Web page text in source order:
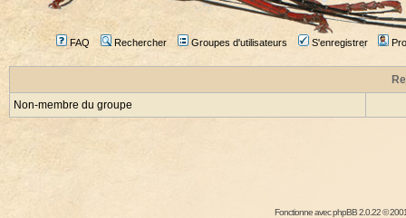
FAQ Rechercher Groupes d'utilisateurs S'enregistrer
Non-membre du groupe
Fonctionne avecphpBB2.0.22 ©